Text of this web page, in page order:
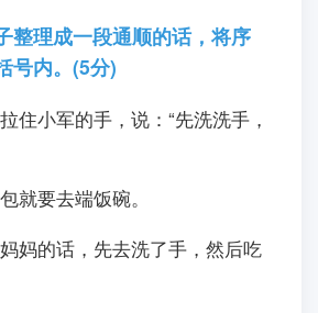
整理成一段通顺的话，将序
号内。(5分)
小军的手，说：“先洗洗手，
就要去端饭碗。
的话，先去洗了手，然后吃